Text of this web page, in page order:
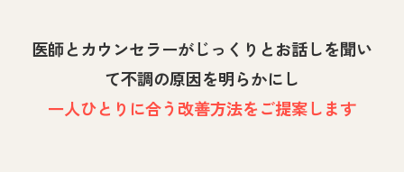
医師とカウンセラーがじっくりとお話しを聞い
て不調の原因を明らかにし
一人ひとりに合う改善方法をご提案します